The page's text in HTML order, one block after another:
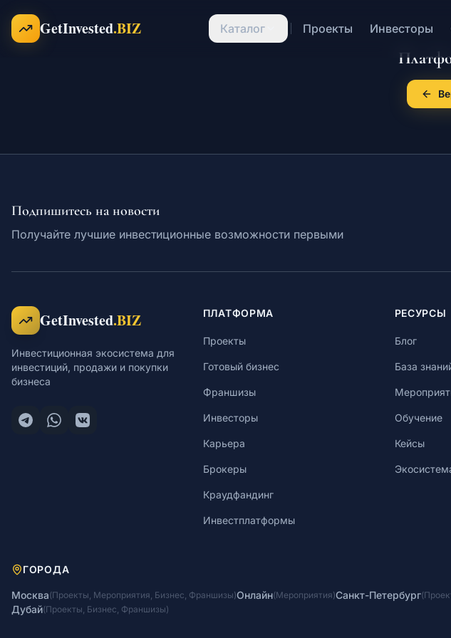
GetInvested.BIZ Каталог Проекты Инвесторы
Подпишитесь на новости
Получайте лучшие инвестиционные возможности первыми
GetInvested.BIZ
Инвестиционная экосистема для
инвестиций, продажи и покупки
бизнеса
ПЛАТФОРМА
Проекты
Готовый бизнес
Франшизы
Инвесторы
Карьера
Брокеры
Краудфандинг
Инвестплатформы
РЕСУРСЫ
Блог
База
Обучение
Кейсы
ГОРОДА
Москва(Проекты, Мероприятия, Бизнес, Франшизы)Онлайн(Мероприятия)Санкт-Петербург(
Дубай(Проекты, Бизнес, Франшизы)